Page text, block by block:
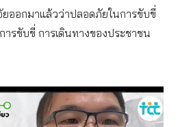
ยออกมาแล้วว่าปลอดภัยในการขับขี่
รขับขี่ การเดินทางของประชาชน